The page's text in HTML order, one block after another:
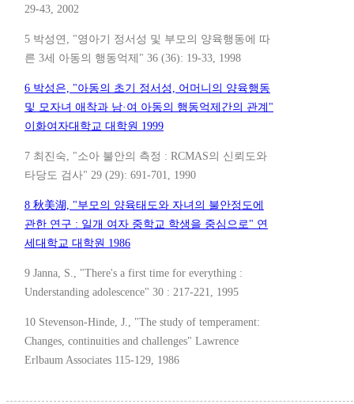
29-43, 2002
5 박성연, "영아기 정서성 및 부모의 양육행동에 따
른 3세 아동의 행동억제" 36 (36): 19-33, 1998
6 박성은, "아동의 초기 정서성, 어머니의 양육행동
및 모자녀 애착과 남·여 아동의 행동억제간의 관계"
이화여자대학교 대학원 1999
7 최진숙, "소아 불안의 측정 : RCMAS의 신뢰도와
타당도 검사" 29 (29): 691-701, 1990
8 秋美湖, "부모의 양육태도와 자녀의 불안정도에
관한 연구 : 일개 여자 중학교 학생을 중심으로" 연
세대학교 대학원 1986
9 Janna, S., "There's a first time for everything :
Understanding adolescence" 30 : 217-221, 1995
10 Stevenson-Hinde, J., "The study of temperament:
Changes, continuities and challenges" Lawrence
Erlbaum Associates 115-129, 1986